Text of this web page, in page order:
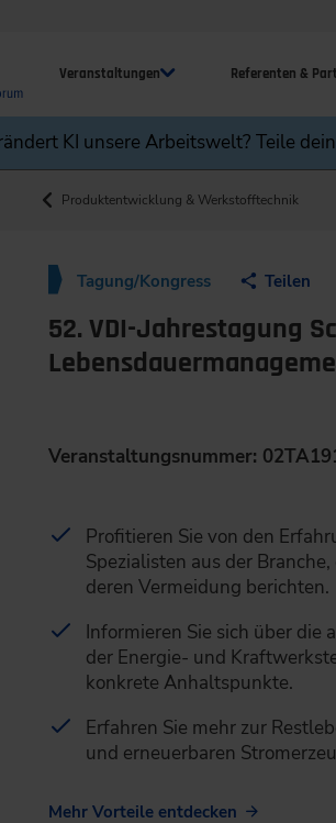
Veranstaltungen Referenten &
KI unsere Arbeitswelt? Teile
Produktentwicklung & Werkstofftechnik
Tagung/Kongress Teilen
52. VDI-Jahrestagung
Veranstaltungsnummer:
Profitieren Sie von den
Spezialisten aus der
deren Vermeidung berichten.
Informieren Sie sich über die
der Energie- und
konkrete Anhaltspunkte.
Erfahren Sie mehr zur
und erneuerbaren
Mehr Vorteile entdecken